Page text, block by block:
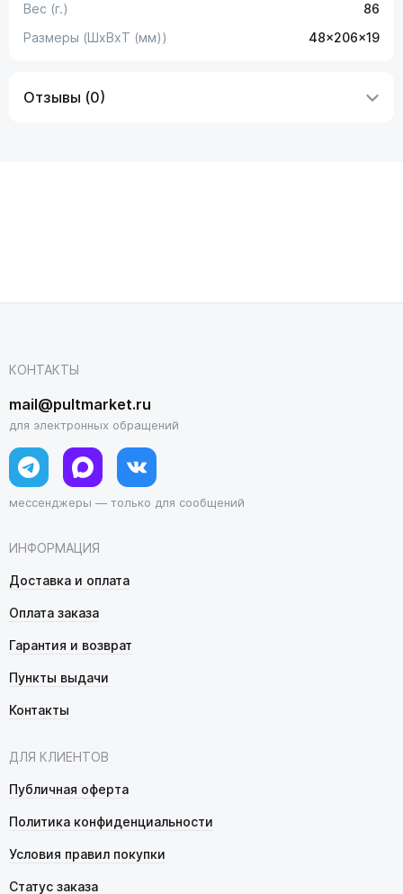
Вес (г.)
86
Размеры (ШxВxТ (мм))
48x206x19
Отзывы (0)
ИНФОРМАЦИЯ
Доставка и оплата
Оплата заказа
Гарантия и возврат
Пункты выдачи
Контакты
ДЛЯ КЛИЕНТОВ
Публичная оферта
Политика конфиденциальности
Условия правил покупки
Статус заказа
КОНТАКТЫ
mail@pultmarket.ru
для электронных обращений
мессенджеры — только для сообщений